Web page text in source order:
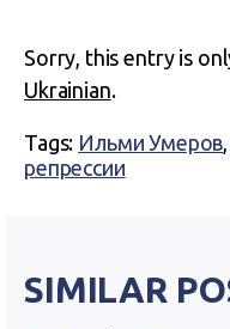
Sorry, this entry is
Ukrainian.
Tags: Ильми Умеров,
репрессии
SIMILAR